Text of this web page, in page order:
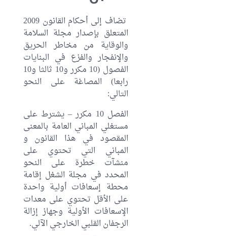
تضاف إلى أحكام القانون 2009
المتعلق بإصدار مجلة السلامة
والوقاية من مخاطر الحريق
والإنفجار والفزع في البنايات
الفصول (10 مكرر و10 ثالثا و10
رابعا) المصاغة على النحو
التالي:
الفصل 10 مكرر – يشترط على
مستغلي المباني العامة بالمعنى
المقصود في هذا القانون و
المباني التي تحتوي على
منشآت خطرة على النحو
المحدد في مجلة الشغل إقامة
محطة إسعافات أولية واحدة
على الأقل تحتوي على معدات
الإسعافات الأولية وجهاز إزالة
الرجفان القلبي الخارجي الآلي.